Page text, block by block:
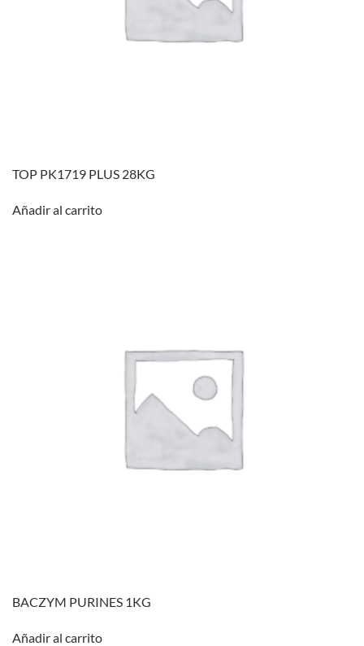
TOP PK1719 PLUS 28KG
Añadir al carrito
BACZYM PURINES 1KG
Añadir al carrito